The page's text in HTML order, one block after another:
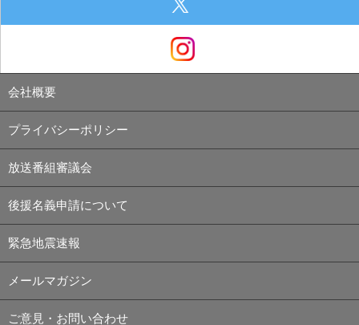
会社概要
プライバシーポリシー
放送番組審議会
後援名義申請について
緊急地震速報
メールマガジン
ご意見・お問い合わせ